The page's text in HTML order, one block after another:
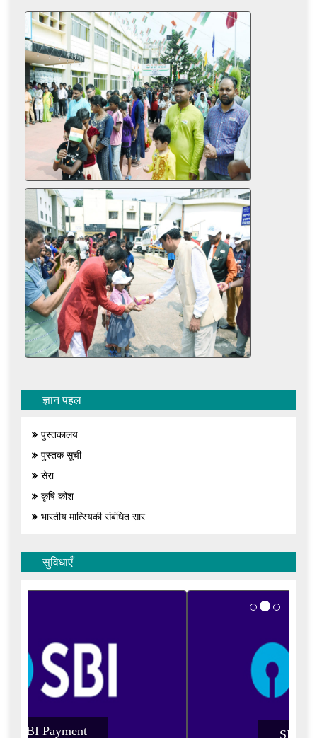
ज्ञान पहल
पुस्तकालय
पुस्तक सूची
सेरा
कृषि कोश
भारतीय मात्स्यिकी संबंधित सार
सुविधाएँ